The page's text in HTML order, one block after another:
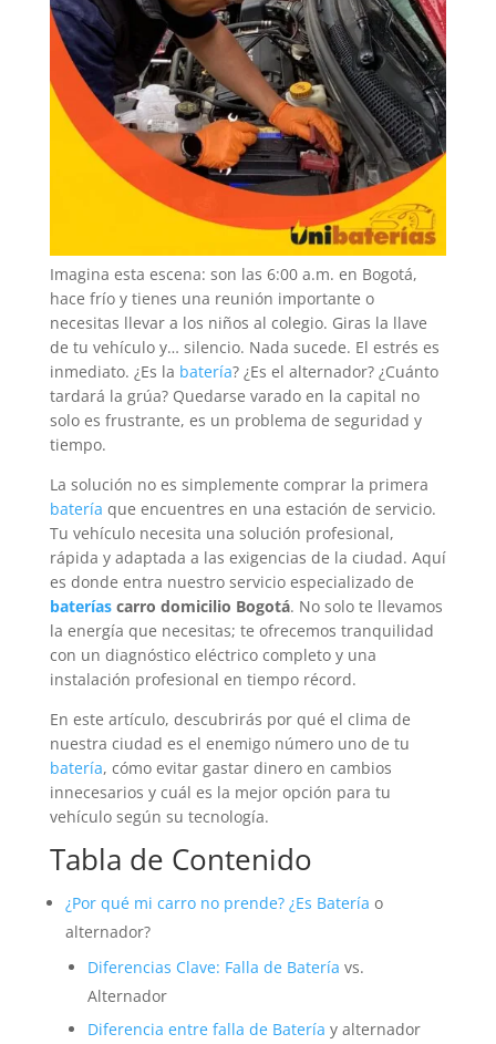
Imagina esta escena: son las 6:00 a.m. en Bogotá,
hace frío y tienes una reunión importante o
necesitas llevar a los niños al colegio. Giras la llave
de tu vehículo y… silencio. Nada sucede. El estrés es
inmediato. ¿Es la batería? ¿Es el alternador? ¿Cuánto
tardará la grúa? Quedarse varado en la capital no
solo es frustrante, es un problema de seguridad y
tiempo.
La solución no es simplemente comprar la primera
batería que encuentres en una estación de servicio.
Tu vehículo necesita una solución profesional,
rápida y adaptada a las exigencias de la ciudad. Aquí
es donde entra nuestro servicio especializado de
bateríascarro domicilio Bogotá. No solo te llevamos
la energía que necesitas; te ofrecemos tranquilidad
con un diagnóstico eléctrico completo y una
instalación profesional en tiempo récord.
En este artículo, descubrirás por qué el clima de
nuestra ciudad es el enemigo número uno de tu
batería, cómo evitar gastar dinero en cambios
innecesarios y cuál es la mejor opción para tu
vehículo según su tecnología.
Tabla de Contenido
¿Por qué mi carro no prende? ¿Es Batería o
alternador?
Diferencias Clave: Falla de Batería vs.
Alternador
Diferencia entre falla de Batería y alternador